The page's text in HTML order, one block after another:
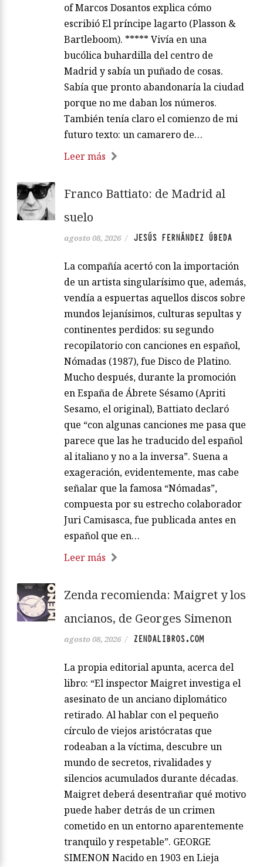
of Marcos Dosantos explica cómo
escribió El príncipe lagarto (Plasson &
Bartleboom). ***** Vivía en una
bucólica buhardilla del centro de
Madrid y sabía un puñado de cosas.
Sabía que pronto abandonaría la ciudad
porque no me daban los números.
También tenía claro el comienzo de mi
futuro texto: un camarero de…
Leer más
Franco Battiato: de Madrid al
suelo
agosto 08, 2026 / JESÚS FERNÁNDEZ ÚBEDA
La compañía acertó con la importación
de un artista singularísimo que, además,
vendía a espuertas aquellos discos sobre
mundos lejanísimos, culturas sepultas y
continentes perdidos: su segundo
recopilatorio con canciones en español,
Nómadas (1987), fue Disco de Platino.
Mucho después, durante la promoción
en España de Ábrete Sésamo (Apriti
Sesamo, el original), Battiato declaró
que “con algunas canciones me pasa que
parece que las he traducido del español
al italiano y no a la inversa”. Suena a
exageración, evidentemente, mas cabe
señalar que la famosa “Nómadas”,
compuesta por su estrecho colaborador
Juri Camisasca, fue publicada antes en
español que en…
Leer más
Zenda recomienda: Maigret y los
ancianos, de Georges Simenon
agosto 08, 2026 / ZENDALIBROS.COM
La propia editorial apunta, acerca del
libro: “El inspector Maigret investiga el
asesinato de un anciano diplomático
retirado. Al hablar con el pequeño
círculo de viejos aristócratas que
rodeaban a la víctima, descubre un
mundo de secretos, rivalidades y
silencios acumulados durante décadas.
Maigret deberá desentrañar qué motivo
puede haber detrás de un crimen
cometido en un entorno aparentemente
tranquilo y respetable”. GEORGE
SIMENON Nacido en 1903 en Lieja